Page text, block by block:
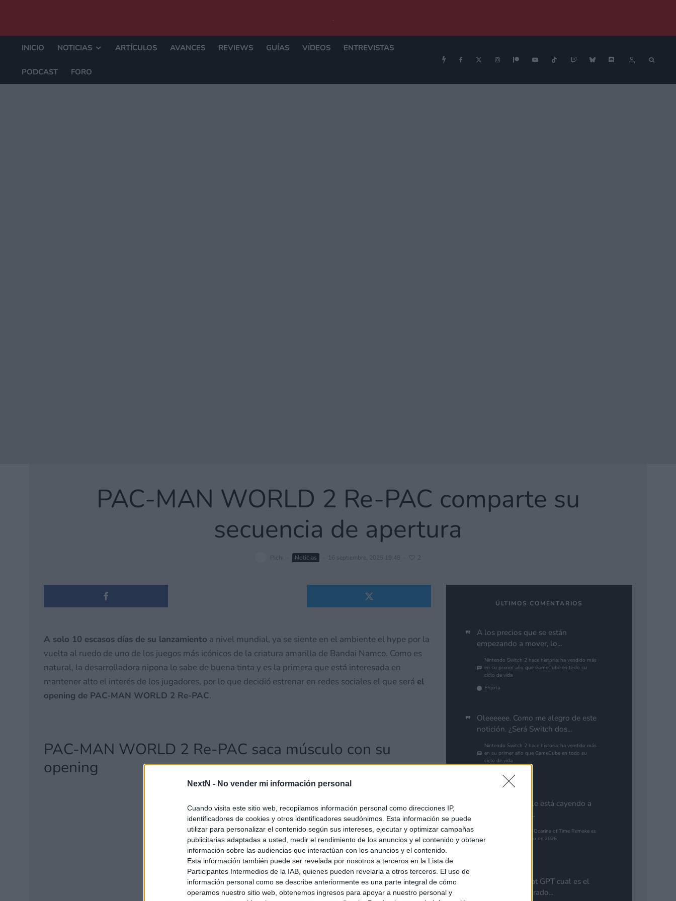
NextN - No vender mi información personal
Cuando visita este sitio web, recopilamos información personal como direcciones IP,
identificadores de cookies y otros identificadores seudónimos. Esta información se puede
utilizar para personalizar el contenido según sus intereses, ejecutar y optimizar campañas
publicitarias adaptadas a usted, medir el rendimiento de los anuncios y el contenido y obtener
información sobre las audiencias que interactúan con los anuncios y el contenido.
Esta información también puede ser revelada por nosotros a terceros en la Lista de
Participantes Intermedios de la IAB, quienes pueden revelarla a otros terceros. El uso de
información personal como se describe anteriormente es una parte integral de cómo
operamos nuestro sitio web, obtenemos ingresos para apoyar a nuestro personal y
INICIO NOTICIAS ARTÍCULOS AVANCES REVIEWS GUÍAS VÍDEOS ENTREVISTAS
PODCAST FORO
PAC-MAN WORLD 2 Re-PAC comparte su
secuencia de apertura
Pichi Noticias 16 septiembre, 2025 19:48 2
A solo 10 escasos días de su lanzamiento a nivel mundial, ya se siente en el ambiente el hype por la
vuelta al ruedo de uno de los juegos más icónicos de la criatura amarilla de Bandai Namco. Como es
natural, la desarrolladora nipona lo sabe de buena tinta y es la primera que está interesada en
mantener alto el interés de los jugadores, por lo que decidió estrenar en redes sociales el que será el
opening de PAC-MAN WORLD 2 Re-PAC.
PAC-MAN WORLD 2 Re-PAC saca músculo con su
opening
ÚLTIMOS COMENTARIOS
A los precios que se están
empezando a mover, lo...
Nintendo Switch 2 hace historia: ha vendido más
en su primer año que GameCube en todo su
ciclo de vida
Efejota
Oleeeeee. Como me alegro de este
notición. ¿Será Switch dos...
Nintendo Switch 2 hace historia: ha vendido más
en su primer año que GameCube en todo su
ciclo de vida
Gutur 89
Aún con la que le está cayendo a
PlayStation por...
The Legend of Zelda: Ocarina of Time Remake es
el juego más esperado de 2026
Preguntale a chat GPT cual es el
guego mas esparado...